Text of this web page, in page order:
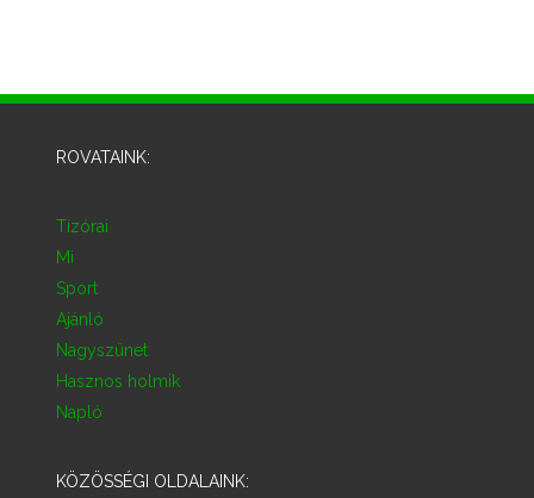
ROVATAINK:
Tízórai
Mi
Sport
Ajánló
Nagyszünet
Hasznos holmik
Napló
KÖZÖSSÉGI OLDALAINK: